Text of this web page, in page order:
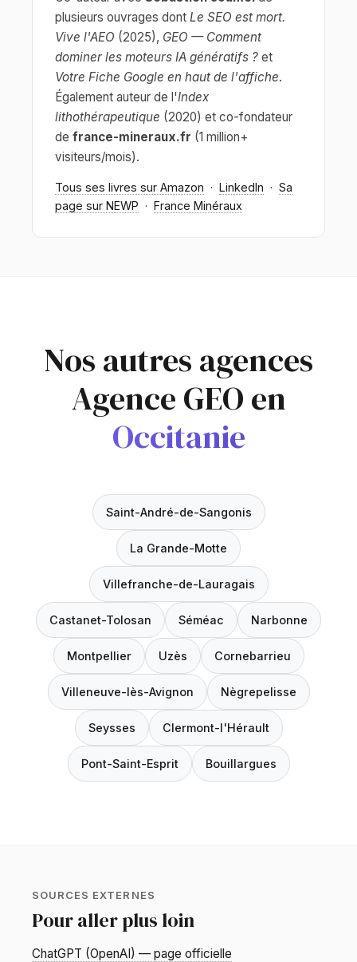
plusieurs ouvrages dont Le SEO est mort.
Vive l'AEO (2025), GEO — Comment
dominer les moteurs IA génératifs ? et
Votre Fiche Google en haut de l'affiche.
Également auteur de l'Index
lithothérapeutique (2020) et co-fondateur
de france-mineraux.fr (1 million+
visiteurs/mois).
Tous ses livres sur Amazon · LinkedIn · Sa
page sur NEWP · France Minéraux
Nos autres agences
Agence GEO en
Occitanie
Saint-André-de-Sangonis
La Grande-Motte
Villefranche-de-Lauragais
Castanet-Tolosan Séméac Narbonne
Montpellier Uzès Cornebarrieu
Villeneuve-lès-Avignon Nègrepelisse
Seysses Clermont-l'Hérault
Pont-Saint-Esprit Bouillargues
SOURCES EXTERNES
Pour aller plus loin
ChatGPT (OpenAI) — page officielle